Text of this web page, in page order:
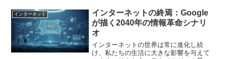
実は、この「常に接続されている状態」
が私たちの心身の健康に大...
インターネット
インターネットの終焉：Google
が描く2040年の情報革命シナリ
オ
インターネットの世界は常に進化し続
け、私たちの生活に大きな影響を与えて